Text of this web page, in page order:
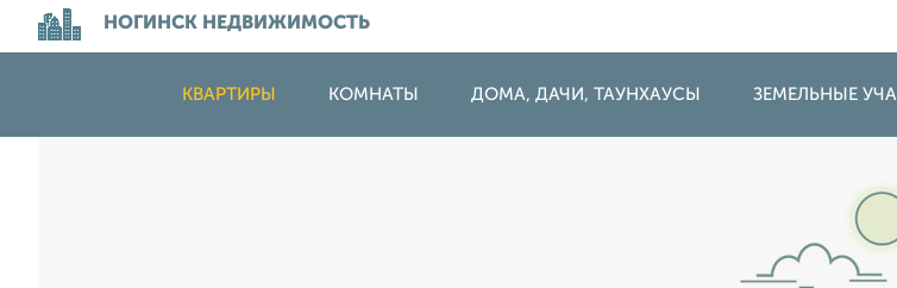
НОГИНСК НЕДВИЖИМОСТЬ
КВАРТИРЫ КОМНАТЫ ДОМА, ДАЧИ, ТАУНХАУСЫ ЗЕМЕЛЬНЫЕ